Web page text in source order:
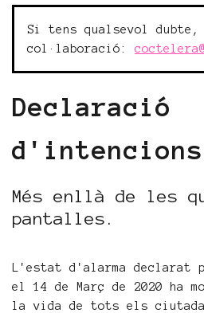
Si tens qualsevol dubte,
col·laboració:
Declaració
d'intencions
Més enllà de les
pantalles.
L'estat d'alarma declarat
el 14 de Març de 2020 ha
la vida de tots els